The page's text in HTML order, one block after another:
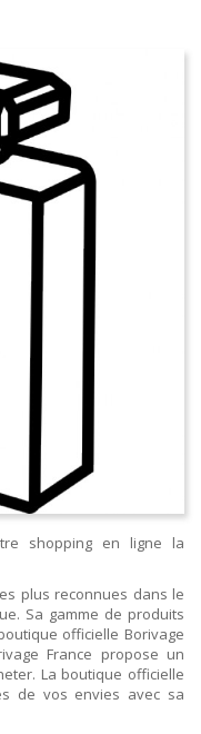
shopping en ligne la
plus reconnues dans le
Sa gamme de produits
officielle Borivage
France propose un
La boutique officielle
de vos envies avec sa